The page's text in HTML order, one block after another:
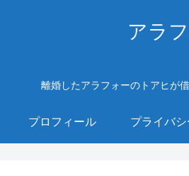
アラ
離婚したアラフォーのトアヒが
プロフィール プライバ